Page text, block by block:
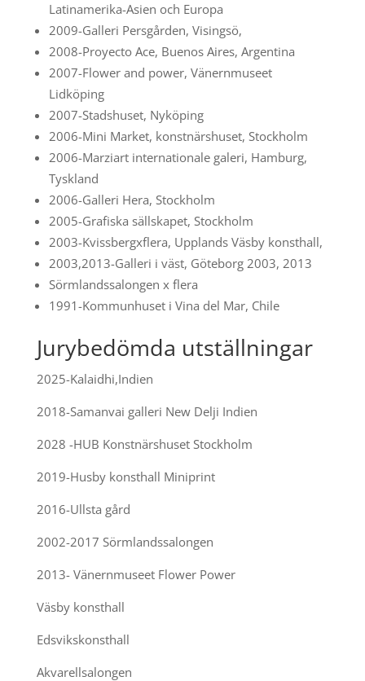
Latinamerika-Asien och Europa
2009-Galleri Persgården, Visingsö,
2008-Proyecto Ace, Buenos Aires, Argentina
2007-Flower and power, Vänernmuseet
Lidköping
2007-Stadshuset, Nyköping
2006-Mini Market, konstnärshuset, Stockholm
2006-Marziart internationale galeri, Hamburg,
Tyskland
2006-Galleri Hera, Stockholm
2005-Grafiska sällskapet, Stockholm
2003-Kvissbergxflera, Upplands Väsby konsthall,
2003,2013-Galleri i väst, Göteborg 2003, 2013
Sörmlandssalongen x flera
1991-Kommunhuset i Vina del Mar, Chile
Jurybedömda utställningar
2025-Kalaidhi,Indien
2018-Samanvai galleri New Delji Indien
2028 -HUB Konstnärshuset Stockholm
2019-Husby konsthall Miniprint
2016-Ullsta gård
2002-2017 Sörmlandssalongen
2013- Vänernmuseet Flower Power
Väsby konsthall
Edsvikskonsthall
Akvarellsalongen